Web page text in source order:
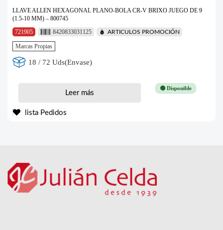
LLAVE ALLEN HEXAGONAL PLANO-BOLA CR-V BRIXO JUEGO DE 9
(1.5-10 MM) – 800745
721905
8420833031125 ARTICULOS PROMOCIÓN
Marcas Propias
18 / 72 Uds(Envase)
🟢 Disponible
Leer más
lista Pedidos